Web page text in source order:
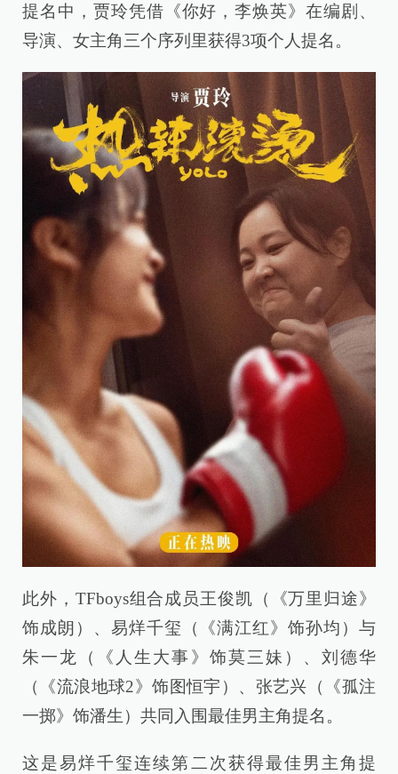
提名中，贾玲凭借《你好，李焕英》在编剧、
导演、女主角三个序列里获得3项个人提名。
此外，TFboys组合成员王俊凯（《万里归途》
饰成朗）、易烊千玺（《满江红》饰孙均）与
朱一龙（《人生大事》饰莫三妹）、刘德华
（《流浪地球2》饰图恒宇）、张艺兴（《孤注
一掷》饰潘生）共同入围最佳男主角提名。
这是易烊千玺连续第二次获得最佳男主角提